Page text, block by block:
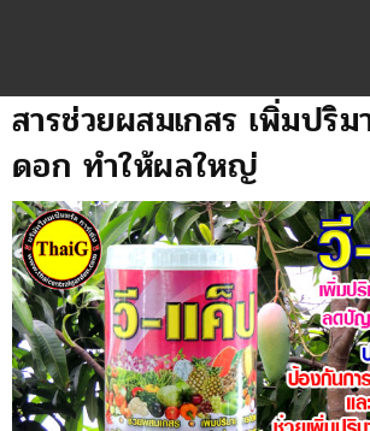
สารช่วยผสมเกสร เพิ่มปริ
ดอก ทำให้ผลใหญ่